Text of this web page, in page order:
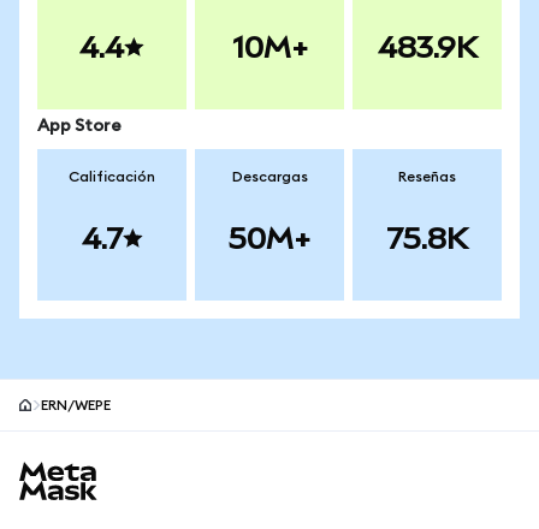
4.4 10M+ 483.9K
App Store
Calificación
4.7
Descargas
50M+
Reseñas
75.8K
ERN/WEPE